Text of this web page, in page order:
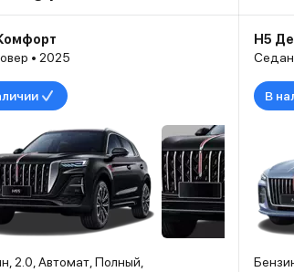
• 2025
2.0, Автомат, Полный,
H5
В